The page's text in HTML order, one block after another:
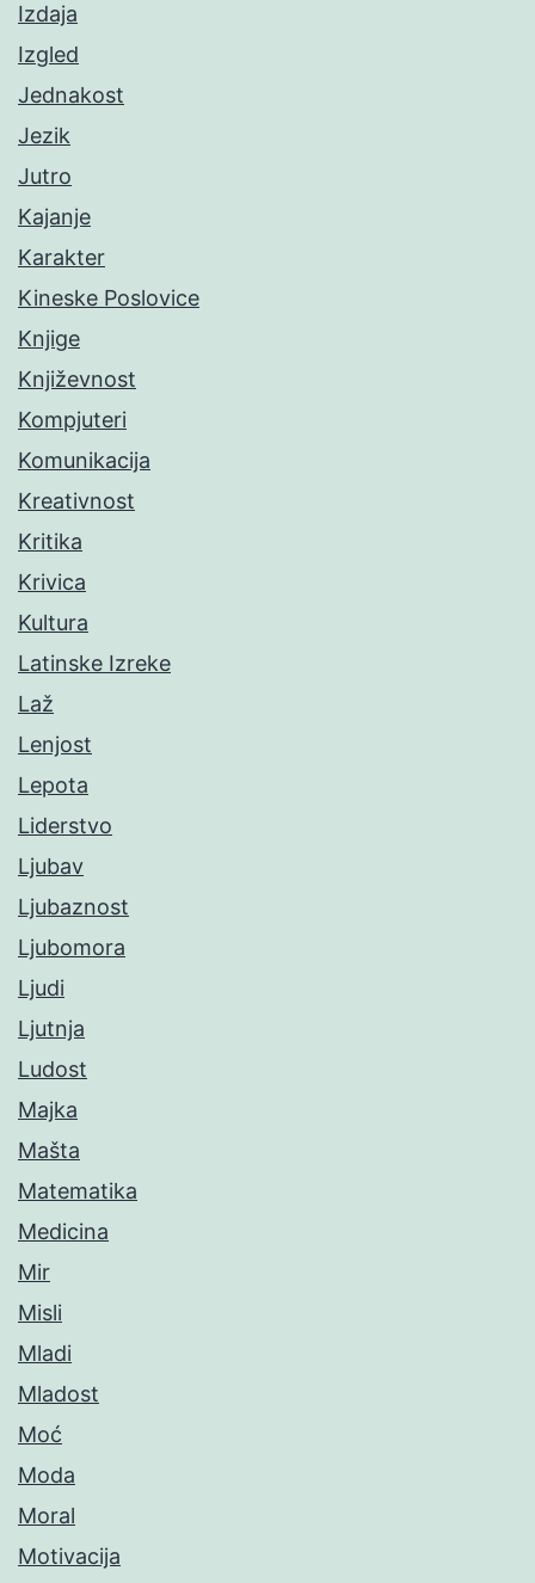
Izdaja
Izgled
Jednakost
Jezik
Jutro
Kajanje
Karakter
Kineske Poslovice
Knjige
Književnost
Kompjuteri
Komunikacija
Kreativnost
Kritika
Krivica
Kultura
Latinske Izreke
Laž
Lenjost
Lepota
Liderstvo
Ljubav
Ljubaznost
Ljubomora
Ljudi
Ljutnja
Ludost
Majka
Mašta
Matematika
Medicina
Mir
Misli
Mladi
Mladost
Moć
Moda
Moral
Motivacija